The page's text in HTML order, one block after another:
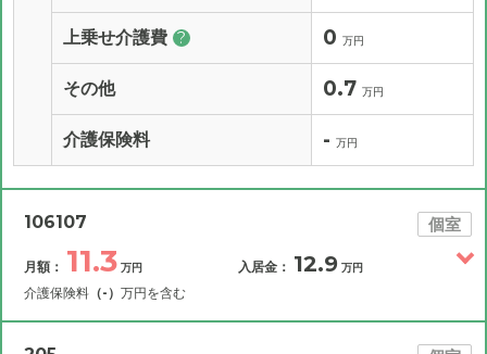
上乗せ介護費 ? 0 万円
その他 0.7 万円
介護保険料 - 万円
106107 個室
月額： 11.3 万円
介護保険料 （-） 万円を含む
入居金： 12.9 万円